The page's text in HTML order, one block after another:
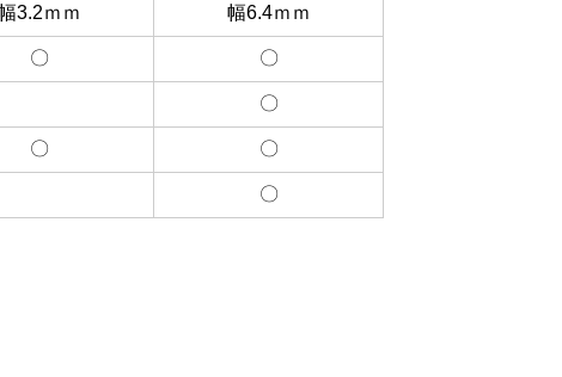
3.2ｍｍ 幅6.4ｍｍ
〇 〇
〇
〇 〇
〇